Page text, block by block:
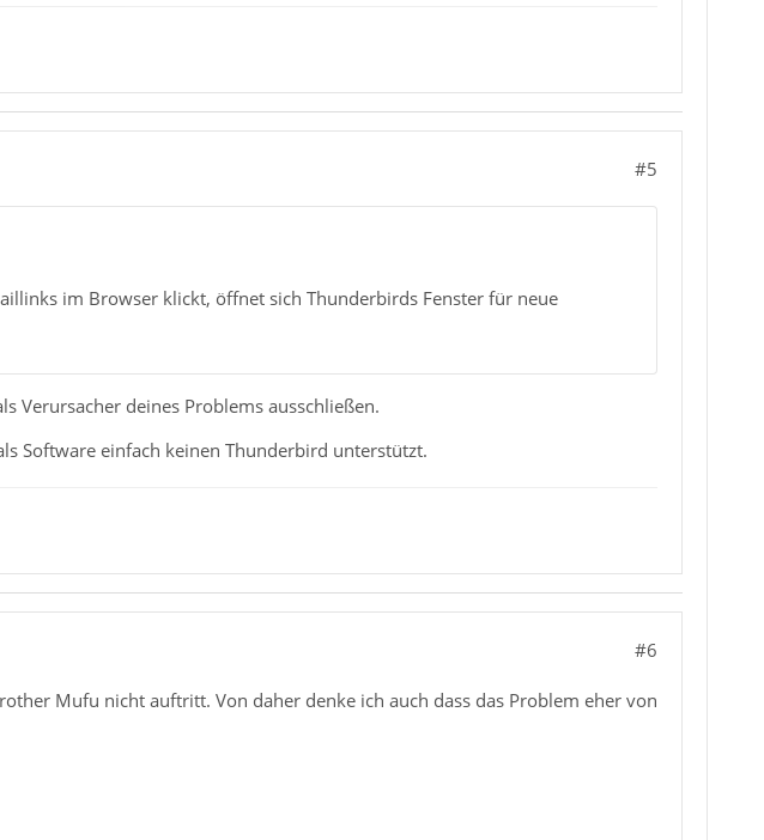
#5
im Browser klickt, öffnet sich Thunderbirds Fenster für neue
Verursacher deines Problems ausschließen.
Software einfach keinen Thunderbird unterstützt.
#6
Mufu nicht auftritt. Von daher denke ich auch dass das Problem eher von